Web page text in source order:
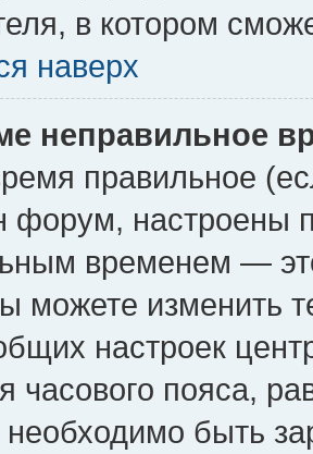
в котором
наверх
неправильное
правильное
форум, настроены
временем —
можете изменить
настроек
часового пояса,
необходимо быть